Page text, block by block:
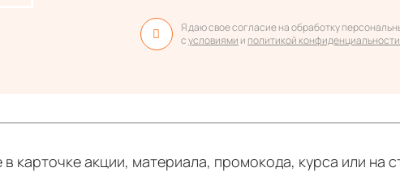
Я даю свое согласие на обработку
сусловиями и политикой конфиденциальности
карточке акции, материала, промокода, курса или на